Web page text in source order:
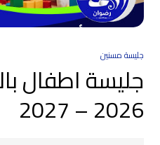
جليسة مسنين
جليسة اطفال
2026 – 2027